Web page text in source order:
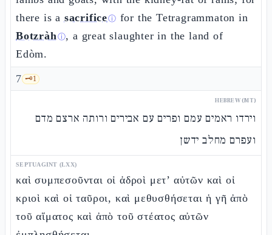
there is a sacrificeⓘ for the Tetragrammaton in
Botzràhⓘ, a great slaughter in the land of
Edòm.
7 🗝️1
HEBREW (MT)
וירדו ראמים עמם ופרים עם אבירים ורותה ארצם מדם
ועפרם מחלב ידשן
SEPTUAGINT (LXX)
καὶ συμπεσοῦνται οἱ ἁδροὶ μετ’ αὐτῶν καὶ οἱ
κριοὶ καὶ οἱ ταῦροι, καὶ μεθυσθήσεται ἡ γῆ ἀπὸ
τοῦ αἵματος καὶ ἀπὸ τοῦ στέατος αὐτῶν